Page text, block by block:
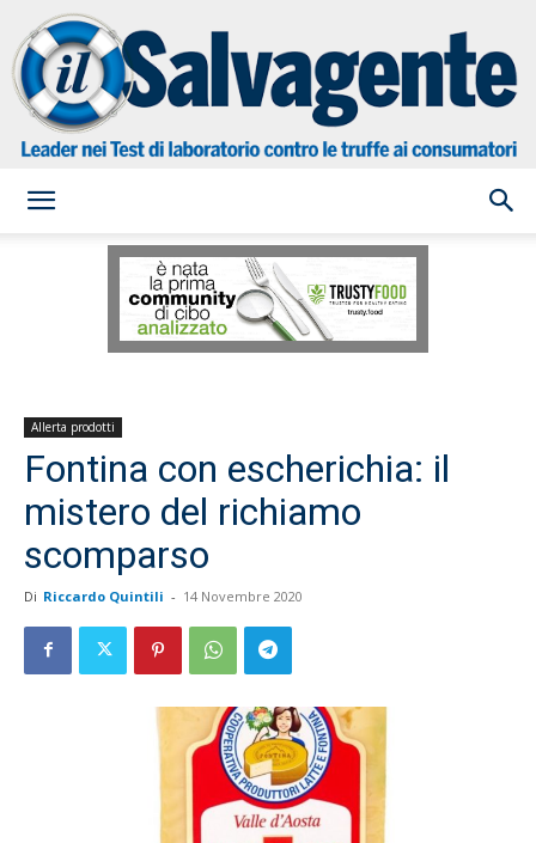
Salvagente
Allerta prodotti
Fontina con escherichia: il
mistero del richiamo
scomparso
Di Riccardo Quintili - 14 Novembre 2020